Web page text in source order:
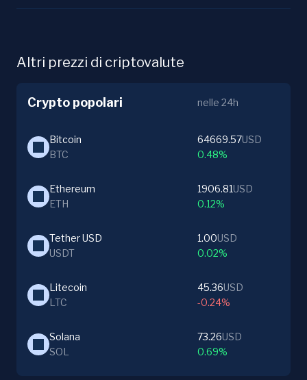
Altri prezzi di criptovalute
Crypto popolari nelle 24h
Bitcoin
BTC
64669.57USD
0.48%
Ethereum
ETH
1906.81USD
0.12%
Tether USD
USDT
1.00USD
0.02%
Litecoin
LTC
45.36USD
-0.24%
Solana
SOL
73.26USD
0.69%